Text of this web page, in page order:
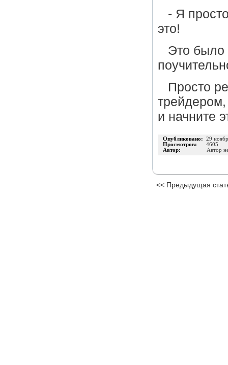
- Я
это!
Это было
Просто
и начните
Опубликовано: 29
Просмотров: 4605
Автор:
Автор
<< Предыдущая